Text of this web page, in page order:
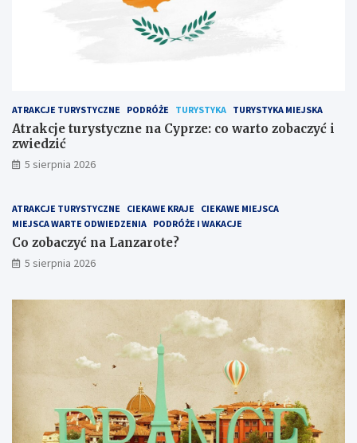
ATRAKCJE TURYSTYCZNE PODRÓŻE TURYSTYKA TURYSTYKA MIEJSKA
Atrakcje turystyczne na Cyprze: co warto zobaczyć i
zwiedzić
5 sierpnia 2026
ATRAKCJE TURYSTYCZNE CIEKAWE KRAJE
CIEKAWE MIEJSCA
MIEJSCA WARTE ODWIEDZENIA PODRÓŻE I WAKACJE
Co zobaczyć na Lanzarote?
5 sierpnia 2026